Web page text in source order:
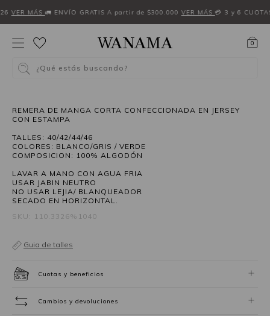
VER MÁS 🚛 ENVÍO GRATIS A partir de $300.000 VER MÁS 💳 3 y 6
0
¿Qué estás buscando?
REMERA DE MANGA CORTA CONFECCIONADA EN JERSEY
CON ESTAMPA
TALLES: 40/42/44/46
COLORES: BLANCO/GRIS / VERDE
COMPOSICION: 100% ALGODÓN
LAVAR A MANO CON AGUA FRIA
USAR JABIN NEUTRO
NO USAR LEJIA/ BLANQUEADOR
SECADO EN HORIZONTAL.
SKU: 110.3326%1040
Guia de talles
Cuotas y beneficios
Cambios y devoluciones